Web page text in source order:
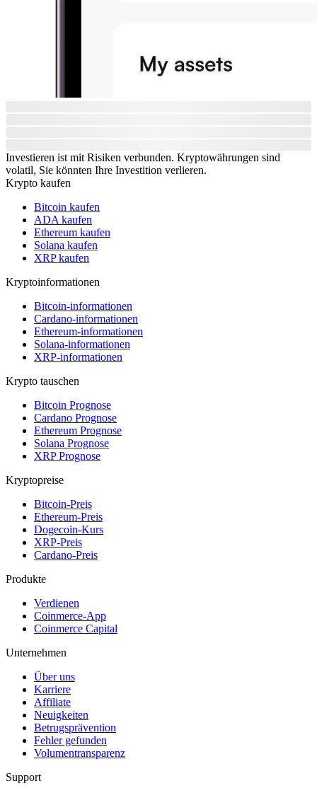
Investieren ist mit Risiken verbunden. Kryptowährungen sind
volatil, Sie könnten Ihre Investition verlieren.
Krypto kaufen
Bitcoin kaufen
ADA kaufen
Ethereum kaufen
Solana kaufen
XRP kaufen
Kryptoinformationen
Bitcoin-informationen
Cardano-informationen
Ethereum-informationen
Solana-informationen
XRP-informationen
Krypto tauschen
Bitcoin Prognose
Cardano Prognose
Ethereum Prognose
Solana Prognose
XRP Prognose
Kryptopreise
Bitcoin-Preis
Ethereum-Preis
Dogecoin-Kurs
XRP-Preis
Cardano-Preis
Produkte
Verdienen
Coinmerce-App
Coinmerce Capital
Unternehmen
Über uns
Karriere
Affiliate
Neuigkeiten
Betrugsprävention
Fehler gefunden
Volumentransparenz
Support